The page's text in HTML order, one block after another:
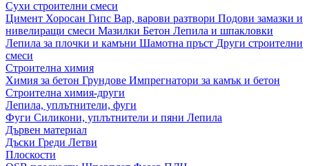
Сухи строителни смеси
Цимент Хоросан Гипс Вар, варови разтвори Подови замазки и
нивелиращи смеси Мазилки Бетон Лепила и шпакловки
Лепила за плочки и камъни Шамотна пръст Други строителни
смеси
Строителна химия
Химия за бетон Грундове Импрегнатори за камък и бетон
Строителна химия-други
Лепила, уплътнители, фуги
Фуги Силикони, уплътнители и пяни Лепила
Дървен материал
Дъски Греди Летви
Плоскости